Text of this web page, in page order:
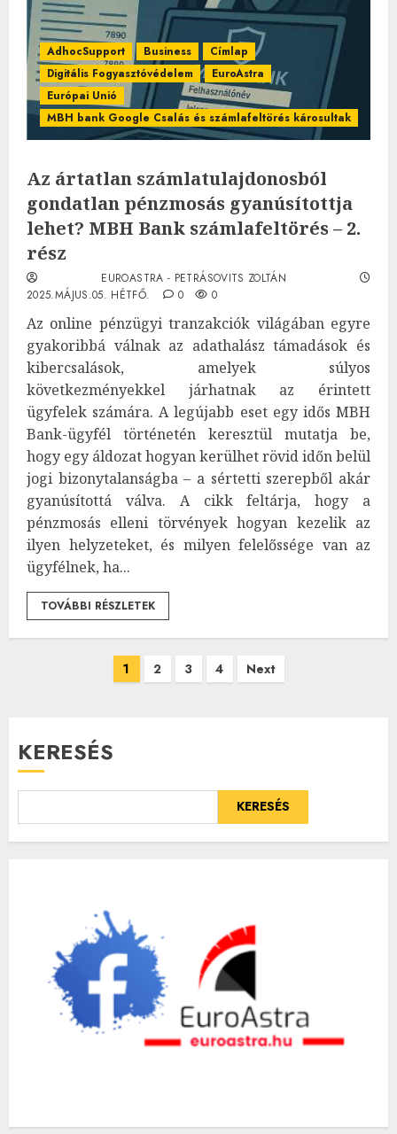
AdhocSupport Business
Címlap
Digitális Fogyasztóvédelem
EuroAstra
Európai Unió
MBH bank Google Csalás és számlafeltörés károsultak
Az ártatlan számlatulajdonosból
gondatlan pénzmosás gyanúsítottja
lehet? MBH Bank számlafeltörés – 2.
rész
EUROASTRA - PETRÁSOVITS ZOLTÁN
2025.MÁJUS.05. HÉTFŐ.
0 0
Az online pénzügyi tranzakciók világában egyre
gyakoribbá válnak az adathalász támadások és
kibercsalások, amelyek súlyos
következményekkel járhatnak az érintett
ügyfelek számára. A legújabb eset egy idős MBH
Bank-ügyfél történetén keresztül mutatja be,
hogy egy áldozat hogyan kerülhet rövid időn belül
jogi bizonytalanságba – a sértetti szerepből akár
gyanúsítottá válva. A cikk feltárja, hogy a
pénzmosás elleni törvények hogyan kezelik az
ilyen helyzeteket, és milyen felelőssége van az
ügyfélnek, ha...
TOVÁBBI RÉSZLETEK
Bejegyzések
1 2 3 4 Next
KERESÉS
KERESÉS